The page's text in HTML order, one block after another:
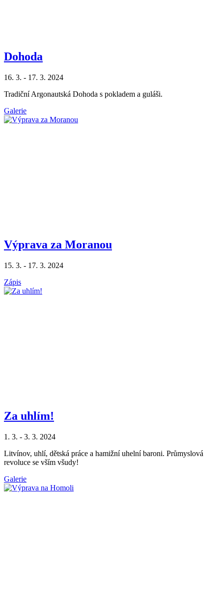
Dohoda
16. 3. - 17. 3. 2024
Tradiční Argonautská Dohoda s pokladem a guláši.
Galerie
Výprava za Moranou
15. 3. - 17. 3. 2024
Zápis
Za uhlím!
1. 3. - 3. 3. 2024
Litvínov, uhlí, dětská práce a hamižní uhelní baroni. Průmyslová
revoluce se vším všudy!
Galerie